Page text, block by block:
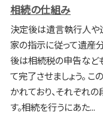
相続の仕組み
決定後は遺言執行人
家の指示に従って遺産
後は相続税の申告など
て完了させましょう。
かれており、それぞれ
す。相続を行うにあた...